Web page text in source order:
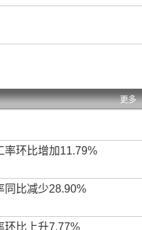
更多
率环比增加11.79%
同比减少28.90%
环比上升7.77%